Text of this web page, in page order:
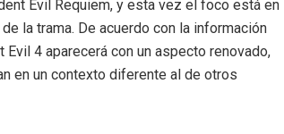
Evil Requiem, y esta vez el foco está en
la trama. De acuerdo con la información
4 aparecerá con un aspecto renovado,
en un contexto diferente al de otros